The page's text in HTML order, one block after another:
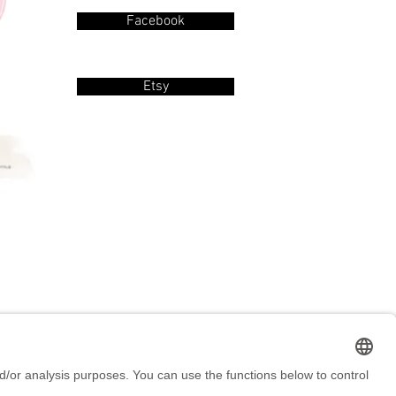
Facebook
Etsy